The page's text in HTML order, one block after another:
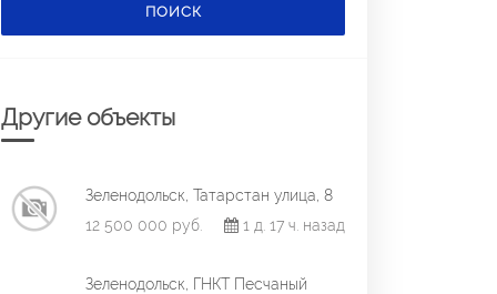
ПОИСК
Другие объекты
Зеленодольск, Татарстан улица, 8
12 500 000 руб.
1 д. 17 ч. назад
Зеленодольск, ГНКТ Песчаный